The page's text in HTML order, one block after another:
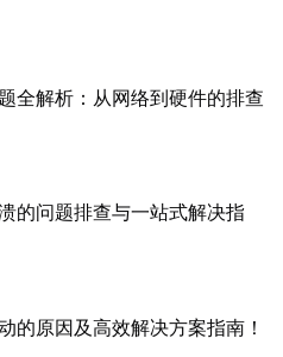
全解析：从网络到硬件的排查
的问题排查与一站式解决指
的原因及高效解决方案指南！